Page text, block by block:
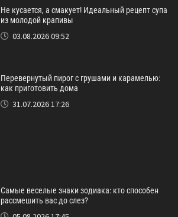
Не кусается, а смакует! Идеальный рецепт супа
из молодой крапивы
03.08.2026 09:52
Перевернутый пирог с грушами и карамелью:
как приготовить дома
31.07.2026 17:26
Самые веселые знаки зодиака: кто способен
рассмешить вас до слез?